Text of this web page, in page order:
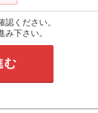
認ください。
下さい。
む